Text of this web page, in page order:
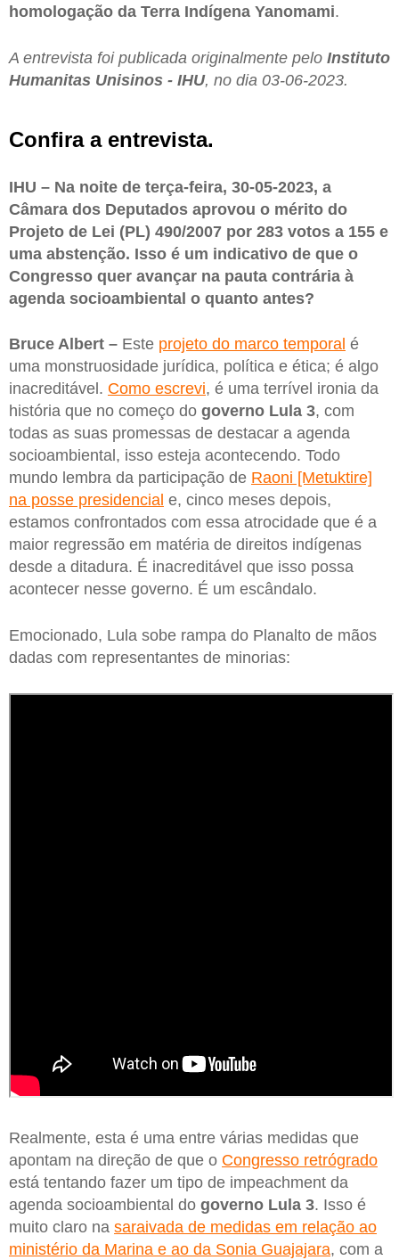
homologação da Terra Indígena Yanomami.
A entrevista foi publicada originalmente pelo Instituto
Humanitas Unisinos - IHU, no dia 03-06-2023.
Confira a entrevista.
IHU – Na noite de terça-feira, 30-05-2023, a
Câmara dos Deputados aprovou o mérito do
Projeto de Lei (PL) 490/2007 por 283 votos a 155 e
uma abstenção. Isso é um indicativo de que o
Congresso quer avançar na pauta contrária à
agenda socioambiental o quanto antes?
Bruce Albert – Este projeto do marco temporal é
uma monstruosidade jurídica, política e ética; é algo
inacreditável. Como escrevi, é uma terrível ironia da
história que no começo do governo Lula 3, com
todas as suas promessas de destacar a agenda
socioambiental, isso esteja acontecendo. Todo
mundo lembra da participação de Raoni [Metuktire]
na posse presidencial e, cinco meses depois,
estamos confrontados com essa atrocidade que é a
maior regressão em matéria de direitos indígenas
desde a ditadura. É inacreditável que isso possa
acontecer nesse governo. É um escândalo.
Emocionado, Lula sobe rampa do Planalto de mãos
dadas com representantes de minorias:
Realmente, esta é uma entre várias medidas que
apontam na direção de que o Congresso retrógrado
está tentando fazer um tipo de impeachment da
agenda socioambiental do governo Lula 3. Isso é
muito claro na saraivada de medidas em relação ao
ministério da Marina e ao da Sonia Guajajara, com a